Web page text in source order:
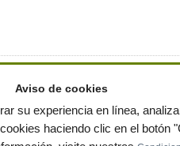
|Condiciones de uso| Contacto|Editores|
Aviso de cookies
su experiencia en línea,
haciendo clic en el botón